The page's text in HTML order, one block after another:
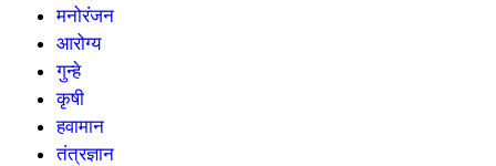
मनोरंजन
आरोग्य
गुन्हे
कृषी
हवामान
तंत्रज्ञान